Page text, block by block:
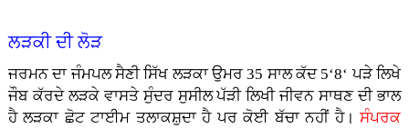
ਲੜਕੀ ਦੀ ਲੋੜ
ਜਰਮਨ ਦਾ ਜੰਮਪਲ ਸੈਣੀ ਸਿੱਖ ਲੜਕਾ ਉਮਰ 35 ਸਾਲ ਕੱਦ 5‘8‘ ਪੜੇ ਲਿਖੇ
ਜੌਬ ਕੱਰਦੇ ਲੜਕੇ ਵਾਸਤੇ ਸੁੰਦਰ ਸੁਸੀਲ ਪੱੜੀ ਲਿਖੀ ਜੀਵਨ ਸਾਥਣ ਦੀ ਭਾਲ
ਹੈ ਲੜਕਾ ਛੋਟ ਟਾਈਮ ਤਲਾਕਸ਼ੁਦਾ ਹੈ ਪਰ ਕੋਈ ਬੱਚਾ ਨਹੀਂ ਹੈ।ਸੰਪਰਕ